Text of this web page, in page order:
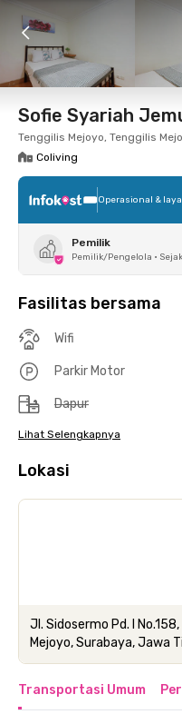
11 Agt 26 -
Foto Fasilitas
Sofie Syariah
Tenggilis Mejoyo, Tenggilis
Coliving
Operasional &
Pemilik
Pemilik/Pengelola •
Fasilitas bersama
Wifi
Parkir Motor
Dapur
Lihat Selengkapnya
Lokasi
Jl. Sidosermo Pd. I
Mejoyo, Surabaya, Jawa
Transportasi Umum